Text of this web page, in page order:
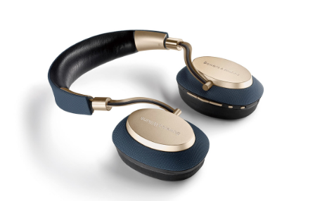
IT Times
生成式AI與雲端應用
Enterprise Digital Transformation